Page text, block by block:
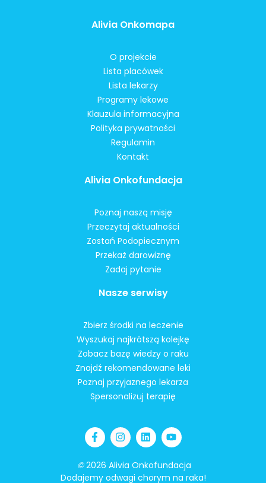
Alivia Onkomapa
O projekcie
Lista placówek
Lista lekarzy
Programy lekowe
Klauzula informacyjna
Polityka prywatności
Regulamin
Kontakt
Alivia Onkofundacja
Poznaj naszą misję
Przeczytaj aktualności
Zostań Podopiecznym
Przekaż darowiznę
Zadaj pytanie
Nasze serwisy
Zbierz środki na leczenie
Wyszukaj najkrótszą kolejkę
Zobacz bazę wiedzy o raku
Znajdź rekomendowane leki
Poznaj przyjaznego lekarza
Spersonalizuj terapię
©2026 Alivia Onkofundacja
Dodajemy odwagi chorym na raka!